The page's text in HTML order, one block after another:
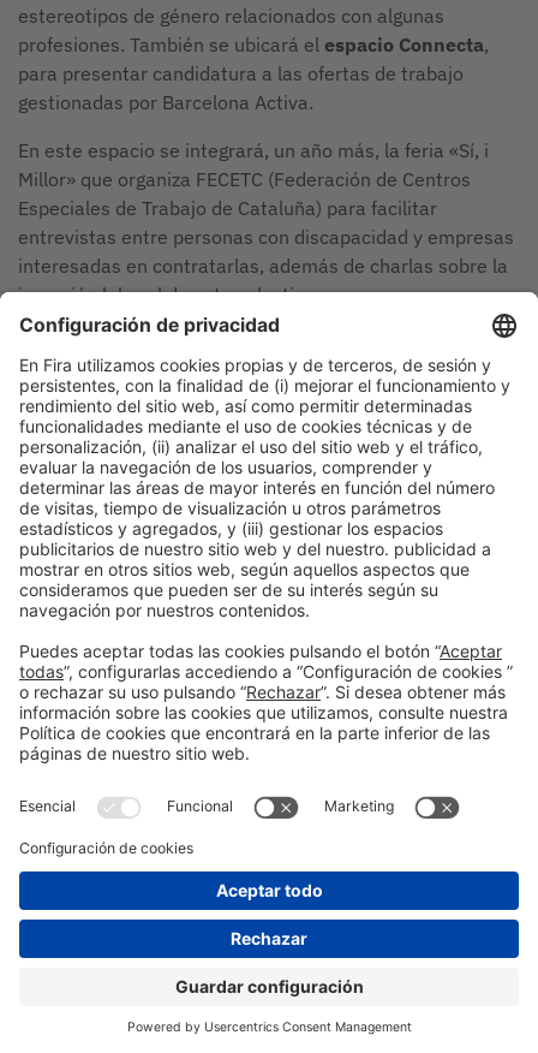
estereotipos de género relacionados con algunas
profesiones. También se ubicará el espacio Connecta,
para presentar candidatura a las ofertas de trabajo
gestionadas por Barcelona Activa.
En este espacio se integrará, un año más, la feria «Sí, i
Millor» que organiza FECETC (Federación de Centros
Especiales de Trabajo de Cataluña) para facilitar
entrevistas entre personas con discapacidad y empresas
interesadas en contratarlas, además de charlas sobre la
inserción laboral de este colectivo.
Bizbarcelona y el Saló de l’Ocupació –ubicados en el
Palacio 1 del recinto de Montjuïc–, están organizados por
Fira de Barcelona, ​​promovidos por el Ajuntament de
Barcelona a través de Barcelona Activa, y cuentan con el
apoyo de la Diputació de Barcelona, Pimec, el Àrea
Metropolitana de Barcelona y la Cambra de Comerç de
Barcelona.
Barcelona, ​​2 de noviembre de 2o22
ACREDITACIONES DE PRENSAaquí
CONSULTA EL PROGRAMAaquí
FOTOS (edición 2021)aquí
Albert Sas Gimeno – Maria Dolors Herranz
asas@firabarcelona.com–mdherranz@firabarcelona.com
© 2026 Fira de Barcelona